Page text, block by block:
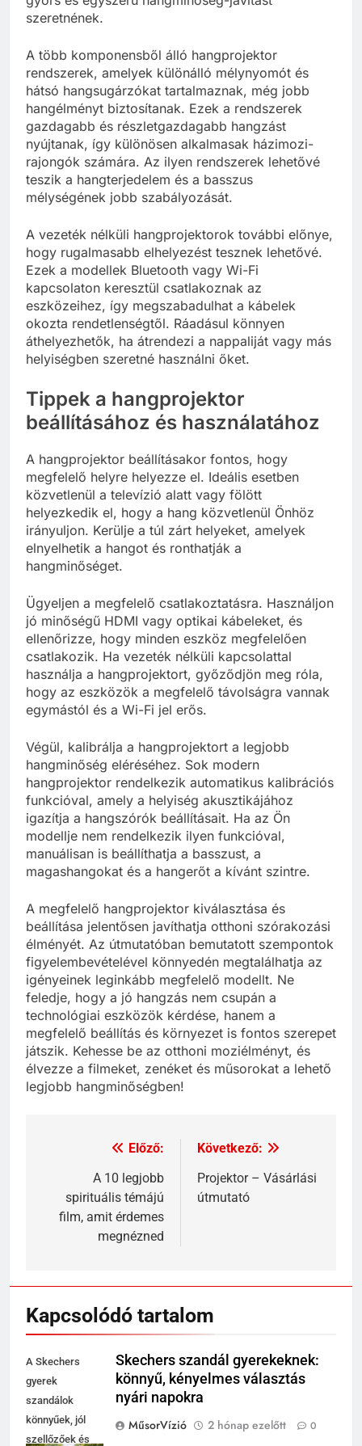
szeretnének.
A több komponensből álló hangprojektor
rendszerek, amelyek különálló mélynyomót és
hátsó hangsugárzókat tartalmaznak, még jobb
hangélményt biztosítanak. Ezek a rendszerek
gazdagabb és részletgazdagabb hangzást
nyújtanak, így különösen alkalmasak házimozi-
rajongók számára. Az ilyen rendszerek lehetővé
teszik a hangterjedelem és a basszus
mélységének jobb szabályozását.
A vezeték nélküli hangprojektorok további előnye,
hogy rugalmasabb elhelyezést tesznek lehetővé.
Ezek a modellek Bluetooth vagy Wi-Fi
kapcsolaton keresztül csatlakoznak az
eszközeihez, így megszabadulhat a kábelek
okozta rendetlenségtől. Ráadásul könnyen
áthelyezhetők, ha átrendezi a nappaliját vagy más
helyiségben szeretné használni őket.
Tippek a hangprojektor
beállításához és használatához
A hangprojektor beállításakor fontos, hogy
megfelelő helyre helyezze el. Ideális esetben
közvetlenül a televízió alatt vagy fölött
helyezkedik el, hogy a hang közvetlenül Önhöz
irányuljon. Kerülje a túl zárt helyeket, amelyek
elnyelhetik a hangot és ronthatják a
hangminőséget.
Ügyeljen a megfelelő csatlakoztatásra. Használjon
jó minőségű HDMI vagy optikai kábeleket, és
ellenőrizze, hogy minden eszköz megfelelően
csatlakozik. Ha vezeték nélküli kapcsolattal
használja a hangprojektort, győződjön meg róla,
hogy az eszközök a megfelelő távolságra vannak
egymástól és a Wi-Fi jel erős.
Végül, kalibrálja a hangprojektort a legjobb
hangminőség eléréséhez. Sok modern
hangprojektor rendelkezik automatikus kalibrációs
funkcióval, amely a helyiség akusztikájához
igazítja a hangszórók beállításait. Ha az Ön
modellje nem rendelkezik ilyen funkcióval,
manuálisan is beállíthatja a basszust, a
magashangokat és a hangerőt a kívánt szintre.
A megfelelő hangprojektor kiválasztása és
beállítása jelentősen javíthatja otthoni szórakozási
élményét. Az útmutatóban bemutatott szempontok
figyelembevételével könnyedén megtalálhatja az
igényeinek leginkább megfelelő modellt. Ne
feledje, hogy a jó hangzás nem csupán a
technológiai eszközök kérdése, hanem a
megfelelő beállítás és környezet is fontos szerepet
játszik. Kehesse be az otthoni moziélményt, és
élvezze a filmeket, zenéket és műsorokat a lehető
legjobb hangminőségben!
Bejegyzés
navigáció
Előző:
A 10 legjobb
spirituális témájú
film, amit érdemes
megnézned
Következő:
Projektor – Vásárlási
útmutató
Kapcsolódó tartalom
A Skechers
gyerek
szandálok
könnyűek, jól
szellőzőek és
Skechers szandál gyerekeknek:
könnyű, kényelmes választás
nyári napokra
MűsorVízió
2 hónap ezelőtt 0